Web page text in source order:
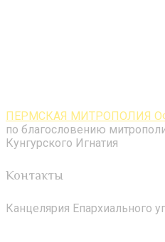
ПЕРМСКАЯ МИТРОПОЛИЯ
по благословению
Кунгурского Игнатия
Контакты
Канцелярия Епархиального